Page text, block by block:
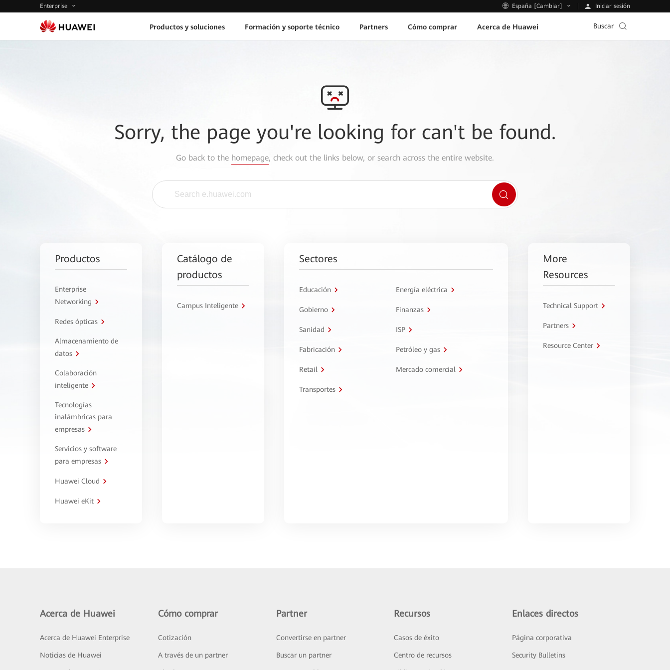
Enterprise España [Cambiar] Iniciar sesión
Productos y soluciones Formación y soporte técnico Partners Cómo comprar Acerca de Huawei Buscar
Sorry, the page you're looking for can't be found.
Go back to the homepage, check out the links below, or search across the entire website.
Productos
Enterprise
Networking
Redes ópticas
Almacenamiento de
datos
Colaboración
inteligente
Tecnologías
inalámbricas para
empresas
Servicios y software
para empresas
Huawei Cloud
Huawei eKit
Catálogo de
productos
Campus Inteligente
Sectores
Educación Energía eléctrica
Gobierno Finanzas
Sanidad ISP
Fabricación Petróleo y gas
Retail Mercado comercial
Transportes
More
Resources
Technical Support
Partners
Resource Center
Acerca de Huawei
Acerca de Huawei Enterprise
Noticias de Huawei
Cómo comprar
Cotización
A través de un partner
Partner
Convertirse en partner
Buscar un partner
Recursos
Casos de éxito
Centro de recursos
Enlaces directos
Página corporativa
Security Bulletins